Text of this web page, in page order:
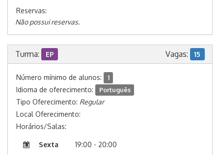
Reservas:
Não possui reservas.
Turma: EP Vagas: 15
Número mínimo de alunos: 1
Idioma de oferecimento: Português
Tipo Oferecimento: Regular
Local Oferecimento:
Horários/Salas:
Sexta
19:00 - 20:00